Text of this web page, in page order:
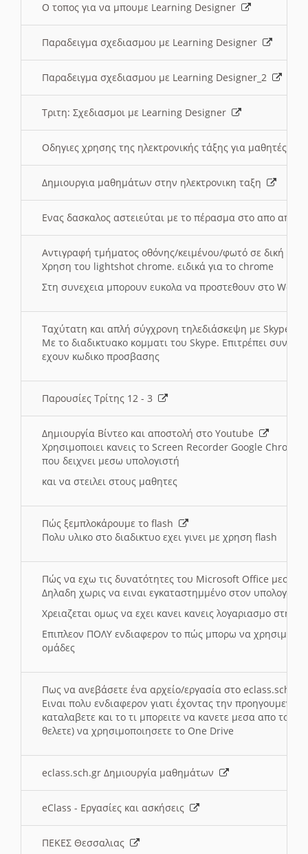
O τοπος για να μπουμε Learning Designer
Παραδειγμα σχεδιασμου με Learning Designer
Παραδειγμα σχεδιασμου με Learning Designer_2
Τριτη: Σχεδιασμοι με Learning Designer
Οδηγιες χρησης της ηλεκτρονικής τάξης για μαθητές
Δημιουργια μαθημάτων στην ηλεκτρονικη ταξη
Ενας δασκαλος αστειεύται με το πέρασμα στο απο
Αντιγραφή τμήματος οθόνης/κειμένου/φωτό σε δική
Χρηση του lightshot chrome. ειδικά για το chrome
Στη συνεχεια μπορουν ευκολα να προστεθουν στο Word
Ταχύτατη και απλή σύγχρονη τηλεδιάσκεψη με Skype
Με το διαδικτυακο κομματι του Skype. Επιτρέπει
εχουν κωδικο προσβασης
Παρουσίες Τρίτης 12 - 3
Δημιουργία Βίντεο και αποστολή στο Youtube
Χρησιμοποιει κανεις το Screen Recorder Google Chrome
που δειχνει μεσω υπολογιστή
και να στειλει στους μαθητες
Πώς ξεμπλοκάρουμε το flash
Πολυ υλικο στο διαδικτυο εχει γινει με χρηση flash
Πώς να εχω τις δυνατότητες του Microsoft Office μεσω
Δηλαδη χωρις να ειναι εγκαταστημμένο στον
Χρειαζεται ομως να εχει κανει κανεις λογαριασμο στη
Επιπλεον ΠΟΛΥ ενδιαφερον το πώς μπορω να
ομάδες
Πως να ανεβάσετε ένα αρχείο/εργασία στο eclass.sch.gr
Ειναι πολυ ενδιαφερον γιατι έχοντας την
καταλαβετε και το τι μπορειτε να κανετε μεσα απο το
θελετε) να χρησιμοποιησετε το One Drive
eclass.sch.gr Δημιουργία μαθημάτων
eClass - Εργασίες και ασκήσεις
ΠΕΚΕΣ Θεσσαλιας